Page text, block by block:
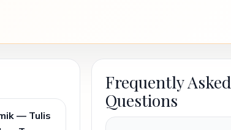
— Tulis
Frequently Asked
Questions